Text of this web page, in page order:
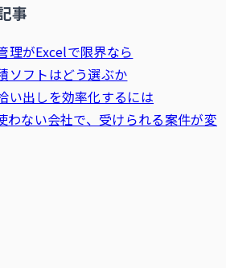
事
理がExcelで限界なら
ソフトはどう選ぶか
い出しを効率化するには
わない会社で、受けられる案件が変